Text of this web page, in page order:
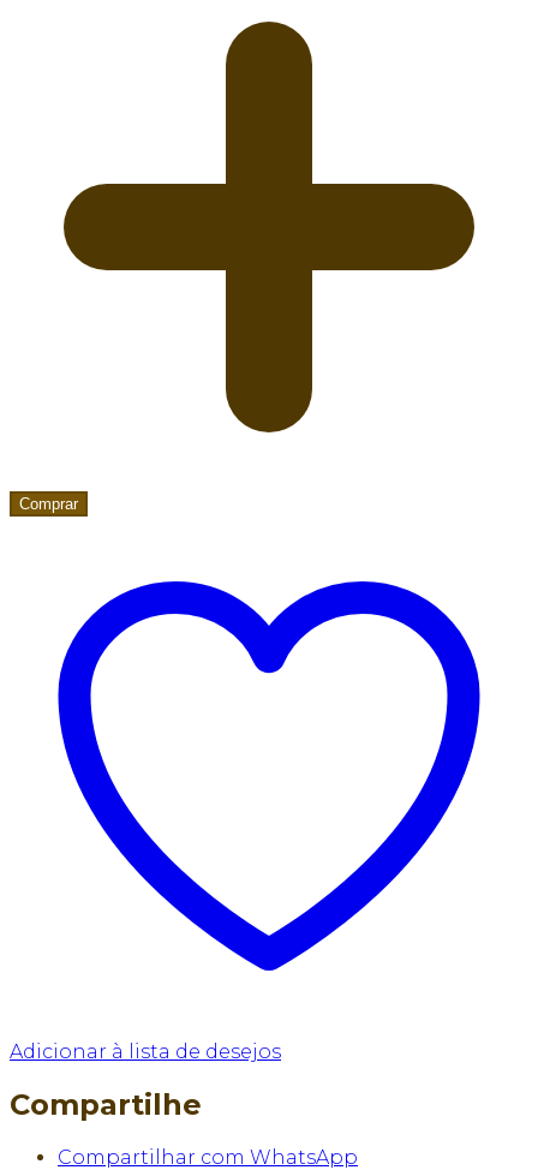
Comprar
Adicionar à lista de desejos
Compartilhe
Compartilhar com WhatsApp